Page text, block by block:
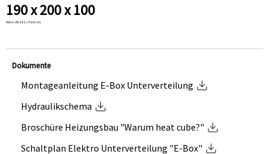
190 x 200 x 100
Höhe x Breite x Tiefe cm
Dokumente
Montageanleitung E-Box Unterverteilung
Hydraulikschema
Broschüre Heizungsbau "Warum heat cube?"
Schaltplan Elektro Unterverteilung "E-Box"